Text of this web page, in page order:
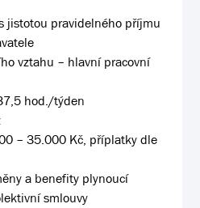
jistotou pravidelného příjmu
vztahu – hlavní pracovní
hod./týden
– 35.000 Kč, příplatky dle
a benefity plynoucí
smlouvy